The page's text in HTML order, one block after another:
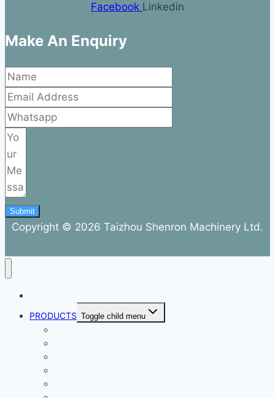
Facebook Linkedin
Make An Enquiry
Submit
Copyright © 2026 Taizhou Shenron Machinery Ltd.
PRODUCTS Toggle child menu